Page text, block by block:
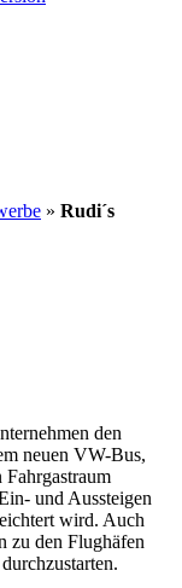
» Rudi´s
den
neuen VW-Bus,
Fahrgastraum
und Aussteigen
wird. Auch
zu den Flughäfen